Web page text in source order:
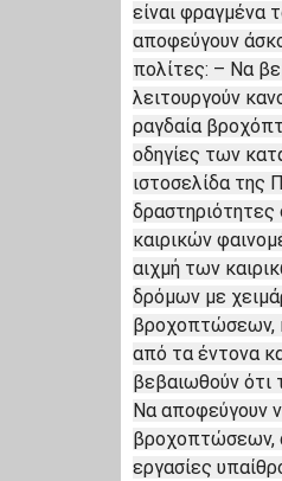
είναι φραγμένα
αποφεύγουν
πολίτες: – Να
λειτουργούν
ραγδαία
οδηγίες των
ιστοσελίδα της
καιρικών
αιχμή των
δρόμων με
βροχοπτώσεων,
από τα έντονα
βεβαιωθούν ότι
Να αποφεύγουν
βροχοπτώσεων,
εργασίες